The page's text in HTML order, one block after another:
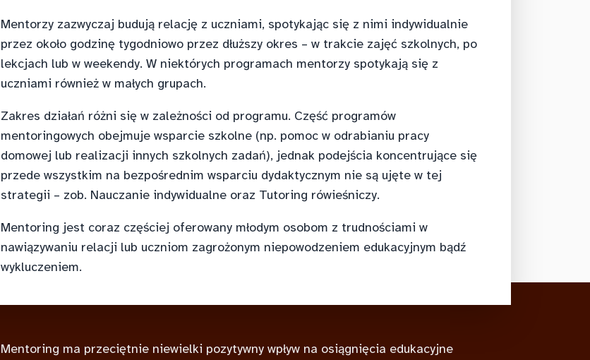
Mentorzy zazwyczaj budują relację z uczniami, spotykając się z nimi indywidualnie
przez około godzinę tygodniowo przez dłuższy okres – w trakcie zajęć szkolnych, po
lekcjach lub w weekendy. W niektórych programach mentorzy spotykają się z
uczniami również w małych grupach.
Zakres działań różni się w zależności od programu. Część programów
mentoringowych obejmuje wsparcie szkolne (np. pomoc w odrabianiu pracy
domowej lub realizacji innych szkolnych zadań), jednak podejścia koncentrujące się
przede wszystkim na bezpośrednim wsparciu dydaktycznym nie są ujęte w tej
strategii – zob. Nauczanie indywidualne oraz Tutoring rówieśniczy.
Mentoring jest coraz częściej oferowany młodym osobom z trudnościami w
nawiązywaniu relacji lub uczniom zagrożonym niepowodzeniem edukacyjnym bądź
wykluczeniem.
Mentoring ma przeciętnie niewielki pozytywny wpływ na osiągnięcia edukacyjne